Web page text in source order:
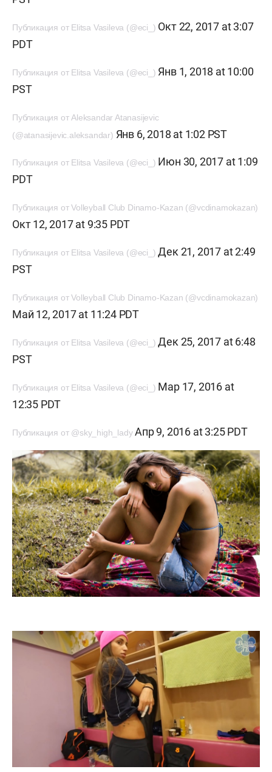
Публикация от Elitsa Vasileva (@eci_) Окт 22, 2017 at 3:07
PDT
Публикация от Elitsa Vasileva (@eci_) Янв 1, 2018 at 10:00
PST
Публикация от Aleksandar Atanasijevic
(@atanasijevic.aleksandar) Янв 6, 2018 at 1:02 PST
Публикация от Elitsa Vasileva (@eci_) Июн 30, 2017 at 1:09
PDT
Публикация от Volleyball Club Dinamo-Kazan (@vcdinamokazan)
Окт 12, 2017 at 9:35 PDT
Публикация от Elitsa Vasileva (@eci_) Дек 21, 2017 at 2:49
PST
Публикация от Volleyball Club Dinamo-Kazan (@vcdinamokazan)
Май 12, 2017 at 11:24 PDT
Публикация от Elitsa Vasileva (@eci_) Дек 25, 2017 at 6:48
PST
Публикация от Elitsa Vasileva (@eci_) Мар 17, 2016 at
12:35 PDT
Публикация от @sky_high_lady Апр 9, 2016 at 3:25 PDT